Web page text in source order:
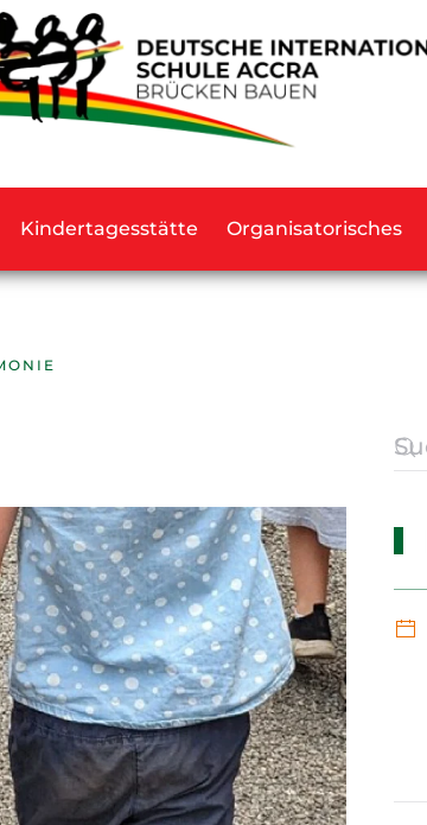
Kindertagesstätte Organisatorisches